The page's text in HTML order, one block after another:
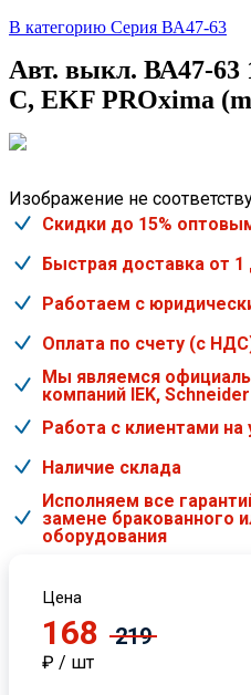
В категорию Серия ВА47-63
Авт. выкл. ВА47-63
С, EKF PROxima
Изображение не
Скидки до 15%
Быстрая доставка от 1
Работаем с
Оплата по счету (с
Мы являемся
компаний IEK,
Работа с клиентами на
Наличие склада
Исполняем все
замене бракованного
оборудования
Цена
168 219
₽ / шт